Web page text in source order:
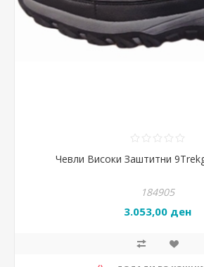
Чевли Високи Заштитни
184905
3.053,00 ден